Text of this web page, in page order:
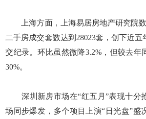
上海方面，上海易居房地产研究院数
二手房成交套数达到28023套，创下近
交纪录。环比虽然微降3.2%，但较去年
30%。
深圳新房市场在“红五月”表现十分
场同步爆发，多个项目上演“日光盘”盛